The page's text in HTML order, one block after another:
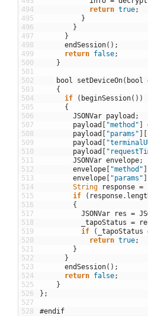
494
495
496
497
498
499
500
501
502
503
504
505
506
507
508
509
510
511
512
513
514
515
516
517
518
519
520
521
522
523
524
525
526
527
528
return true;
}
}
}
endSession( ) ;
return false;
}
bool setDeviceOn( bool
{
if
( beginSession( ) )
{
JSONVar payload ;
payload [ "method" ]
payload [ "params" ] [
payload [
payload [
JSONVar envelope;
envelope [ "method" ]
envelope [ "params" ]
String
response =
if
( response.
{
JSONVar
res =
_tapoStatus =
if
( _tapoStatus
return true;
}
}
endSession( ) ;
return false;
}
} ;
#endif